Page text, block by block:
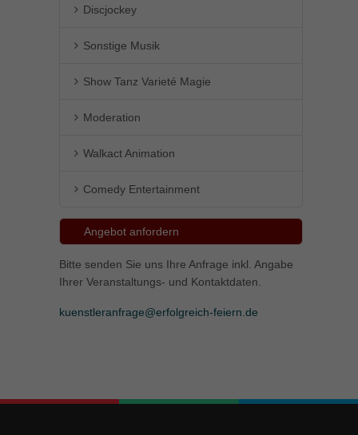
Discjockey
Sonstige Musik
Show Tanz Varieté Magie
Moderation
Walkact Animation
Comedy Entertainment
Angebot anfordern
Bitte senden Sie uns Ihre Anfrage inkl. Angabe
Ihrer Veranstaltungs- und Kontaktdaten.
kuenstleranfrage@erfolgreich-feiern.de